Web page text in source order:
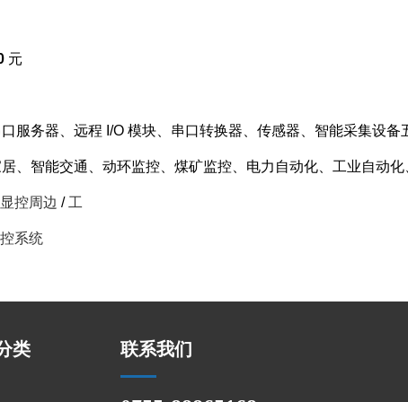
元
服务器、远程 I/O 模块、串口转换器、传感器、智能采集设
、智能交通、动环监控、煤矿监控、电力自动化、工业自动化
显控周边 / 工
控系统
类 联系我们